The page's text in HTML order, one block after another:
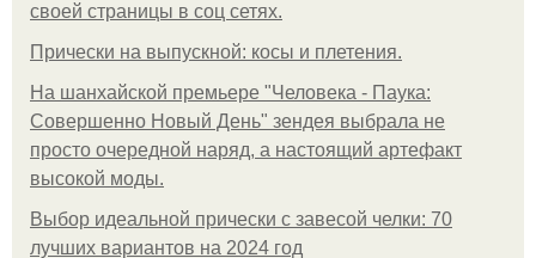
своей страницы в соц сетях.
Прически на выпускной: косы и плетения.
На шанхайской премьере "Человека - Паука:
Совершенно Новый День" зендея выбрала не
просто очередной наряд, а настоящий артефакт
высокой моды.
Выбор идеальной прически с завесой челки: 70
лучших вариантов на 2024 год